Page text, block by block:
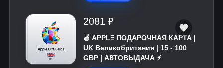
2081 ₽
🍎 APPLE ПОДАРОЧНАЯ КАРТА |
UK Великобритания | 15 - 100
GBP | АВТОВЫДАЧА ⚡️